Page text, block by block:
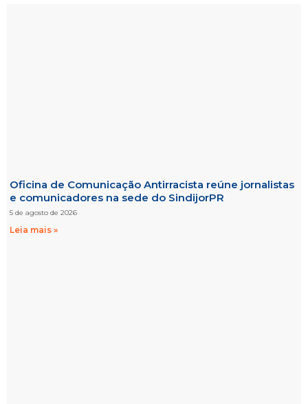
Oficina de Comunicação Antirracista reúne jornalistas
e comunicadores na sede do SindijorPR
5 de agosto de 2026
Leia mais »